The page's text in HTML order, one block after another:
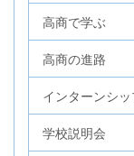
高商で学ぶ
高商の進路
インターンシ
学校説明会